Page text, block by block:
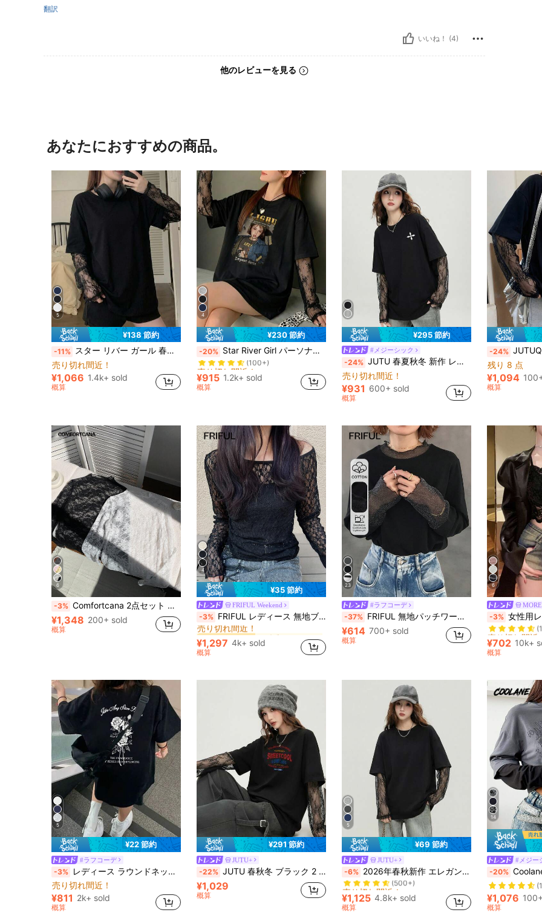
翻訳
いいね！ (4)
他のレビューを見る
あなたにおすすめの商品。
5
¥138 節約
-11% スター リバー ガール 春夏 ラウンドネック ルーズ 2 in 1 ブラック 軽量 レース パッチワーク 長袖Tシャツ、セクシーな雰囲気、2026年新作、お出かけ、集まり、母の日、バカンスカジュアルに適しています
売り切れ間近！
¥1,066 1.4k+ sold
概算
4
¥230 節約
-20% Star River Girl パーソナライズ写真プリント レースパッチワーク 長袖 ラウンドネック ルーズニット ブラックトップ、春/夏向けセクシーなデートトップ、バレンタインデーカジュアル
売り切れ間近！
(100+)
売り切れ間近！
(100+)
売り切れ間近！
(100+)
売り切れ間近！
¥915 1.2k+ sold
概算
¥295 節約
#メジーシック
-24% JUTU 春夏秋冬 新作 レース パッチワーク 袖 ラウンドネック ルーズTシャツ、花柄プリント、ブラック、快適で多用途な女性用長袖トップ カジュアル
売り切れ間近！
¥931 600+ sold
概算
-24% JUTUQU 英語数字パターン レースパッチワーク
残り 8 点
¥1,094
概算
6
-3% Comfortcana 2点セット レディース レース&メッシュ 長袖 セクシートップ
¥1,348 200+ sold
概算
4
¥35 節約
FRIFUL Weekend
-3% FRIFUL レディース 無地ブラック シアーレース レイヤリング スリムフィット 美シルエット 万能トップス 長袖
#8 ベストセラー に ゆるい ソフトデイリートップス
売り切れ間近！
#8 ベストセラー
売り切れ間近！
#8 ベストセラー
売り切れ間近！
#8 ベストセラー に ゆるい ソフトデイリートップス
売り切れ間近！
¥1,297 4k+ sold
概算
23
#ラフコーデ
-37% FRIFUL 無地パッチワーク シアーポルカドットメッシュ生地 ルーズカジュアル 多用途Tシャツ 春服
¥614 700+ sold
概算
6
-3% 女性用レースキャミソール、取り外し可能なパッド付き、かわい
売り切れ間近
売り切れ間近
売り切れ間近
売り切れ間近
¥702 10k+
概算
5
¥22 節約
#ラフコーデ
-3% レディース ラウンドネック ルーズ カジュアル レター&ローズフラワープリント 半袖Tシャツ、春夏 ブラック
売り切れ間近！
¥811 2k+ sold
概算
¥291 節約
JUTU+
-22% JUTU 春秋冬 ブラック 2 In 1 メッシュスリーブ ラウンドネック ルーズ 新作 レース切り替えスリーブ ファッション イギリス風プリント柄 Tシャツ バケーション カジュアル
¥1,029
概算
5
¥69 節約
JUTU+
-6% 2026年春秋新作 エレガントなコントラストレース長袖トップ、女性の夏カジュアルに使えるバーサタイルな高級Tシャツ
売り切れ間近！
(500+)
売り切れ間近！
(500+)
売り切れ間近！
(500+)
売り切れ間近！
¥1,125 4.8k+ sold
概算
14
#メジー
-20% Coolane レディース ウィンター/フォール ストリ
¥1,076
概算